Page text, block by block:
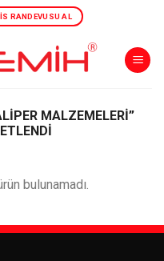
RANDEVUSU AL
MALZEMELERI”
bulunamadı.